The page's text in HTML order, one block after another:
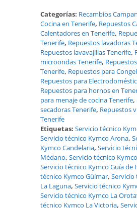
Categorías: Recambios
Cocina en Tenerife, Repuestos
Calentadores en Tenerife,
Tenerife, Repuestos lavadoras
Repuestos lavavajillas Tenerife,
microondas Tenerife,
Tenerife, Repuestos para
Repuestos para
Repuestos para hornos en
para menaje de cocina Tenerife,
secadoras Tenerife, Repuestos
Tenerife
Etiquetas: Servicio técnico
Servicio técnico Kymco Arona,
Kymco Candelaria, Servicio
Médano, Servicio técnico
Servicio técnico Kymco Guía de
técnico Kymco Güímar, Servicio
La Laguna, Servicio técnico
Servicio técnico Kymco La
técnico Kymco La Victoria,